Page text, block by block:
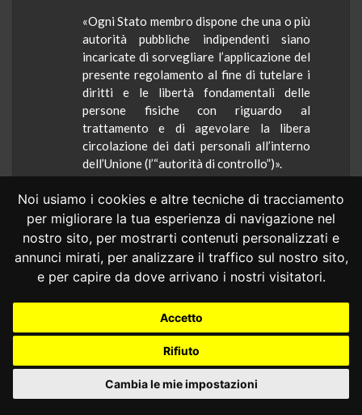
Noi usiamo i cookies e altre tecniche di tracciamento
per migliorare la tua esperienza di navigazione nel
nostro sito, per mostrarti contenuti personalizzati e
annunci mirati, per analizzare il traffico sul nostro sito,
e per capire da dove arrivano i nostri visitatori.
Accetto
Rifiuto
Cambia le mie impostazioni
«Ogni Stato membro dispone che una o più
autorità pubbliche indipendenti siano
incaricate di sorvegliare l’applicazione del
presente regolamento al fine di tutelare i
diritti e le libertà fondamentali delle
persone fisiche con riguardo al
trattamento e di agevolare la libera
circolazione dei dati personali all’interno
dell’Unione (l’“autorità di controllo”)».
12L’articolo 85 del RGPD, intitolato
«Trattamento e libertà d’espressione e di
informazione», al paragrafo 1 dispone
quanto segue:
«Il diritto degli Stati membri concilia la
presente regolamento con il diritto alla
libertà d’espressione e di informazione,
incluso il trattamento a scopi giornalistici
o di espressione accademica, artistica o
letteraria».